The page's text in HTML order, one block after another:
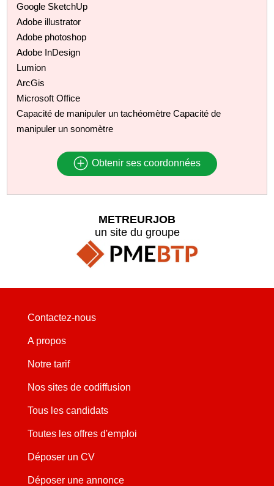
Google SketchUp
Adobe illustrator
Adobe photoshop
Adobe InDesign
Lumion
ArcGis
Microsoft Office
Capacité de manipuler un tachéomètre Capacité de
manipuler un sonomètre
Obtenir ses coordonnées
METREURJOB
un site du groupe
Contactez-nous
A propos
Notre tarif
Nos sites de codiffusion
Tous les candidats
Toutes les offres d'emploi
Déposer un CV
Déposer une annonce